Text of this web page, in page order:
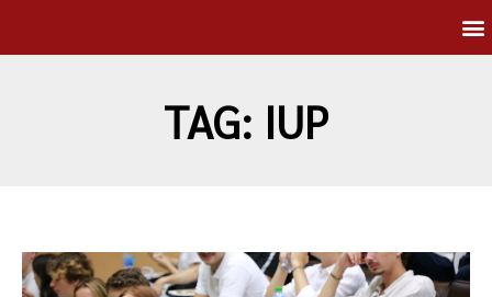
TAG: IUP